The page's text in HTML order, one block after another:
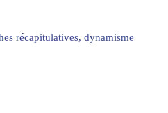
récapitulatives, dynamisme